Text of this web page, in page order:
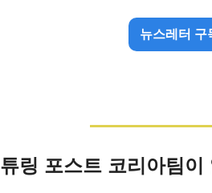
뉴스레터 구
튜링 포스트 코리아팀이